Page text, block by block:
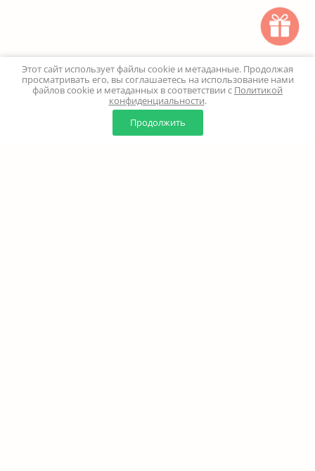
0
Корзина
Этот сайт использует файлы cookie и метаданные. Продолжая
просматривать его, вы соглашаетесь на использование нами
файлов cookie и метаданных в соответствии с Политикой
конфиденциальности.
Продолжить